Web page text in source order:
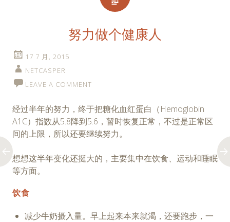
努力做个健康人
17 7 月, 2015
NETCASPER
LEAVE A COMMENT
经过半年的努力，终于把糖化血红蛋白（Hemoglobin
A1C）指数从5.8降到5.6，暂时恢复正常，不过是正常区
间的上限，所以还要继续努力。
想想这半年变化还挺大的，主要集中在饮食、运动和睡眠
等方面。
饮食
减少牛奶摄入量。早上起来本来就渴，还要跑步，一